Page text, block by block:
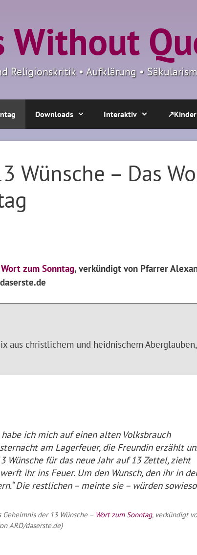
Without
Religionskritik • Aufklärung •
Downloads Interaktiv ↗Kinder
Wünsche – Das
Wort zum Sonntag, verkündigt von Pfarrer
aus christlichem und heidnischem
ich mich auf einen alten Volksbrauch
am Lagerfeuer, die Freundin erzählt
Wünsche für das neue Jahr auf 13 Zettel, zieht
ihr ins Feuer. Um den Wunsch, den ihr in
Die restlichen – meinte sie – würden
der 13 Wünsche – Wort zum Sonntag, verkündigt
ARD/daserste.de)